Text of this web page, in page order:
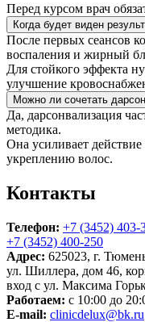
Перед курсом врач
Когда будет виден
После первых сеансов
воспаления и жирный
Для стойкого эффекта
улучшение
Можно ли сочетать
Да, дарсонвализация
методика.
Она усиливает
укреплению волос.
Контакты
Телефон: +7 (3452) 403-
+7 (3452) 400-250
Адрес: 625023, г.
ул. Шиллера, дом 46,
вход с ул. Максима
Работаем: с 10:00 до
E-mail: clinicdelux@bk.ru